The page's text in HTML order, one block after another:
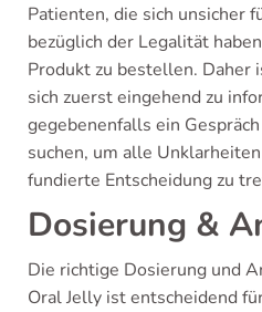
Patienten, die sich unsicher
bezüglich der Legalität
Produkt zu bestellen. Daher
sich zuerst eingehend zu
gegebenenfalls ein
suchen, um alle
fundierte Entscheidung zu
Dosierung &
Die richtige Dosierung und
Oral Jelly ist entscheidend